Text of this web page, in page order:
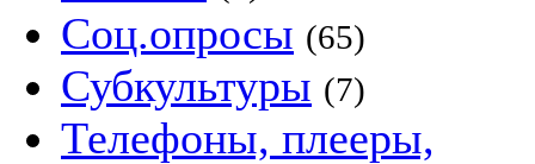
Соц.опросы (65)
Субкультуры (7)
Телефоны, плееры,